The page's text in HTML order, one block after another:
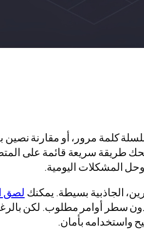
كلمة مرور، أو مقارنة نصين
طريقة سريعة قائمة على
المشكلات اليومية.
الجاذبية بسيطة. يمكنك لصق
سطر أوامر مطلوب. لكن
واستخدامه بأمان.